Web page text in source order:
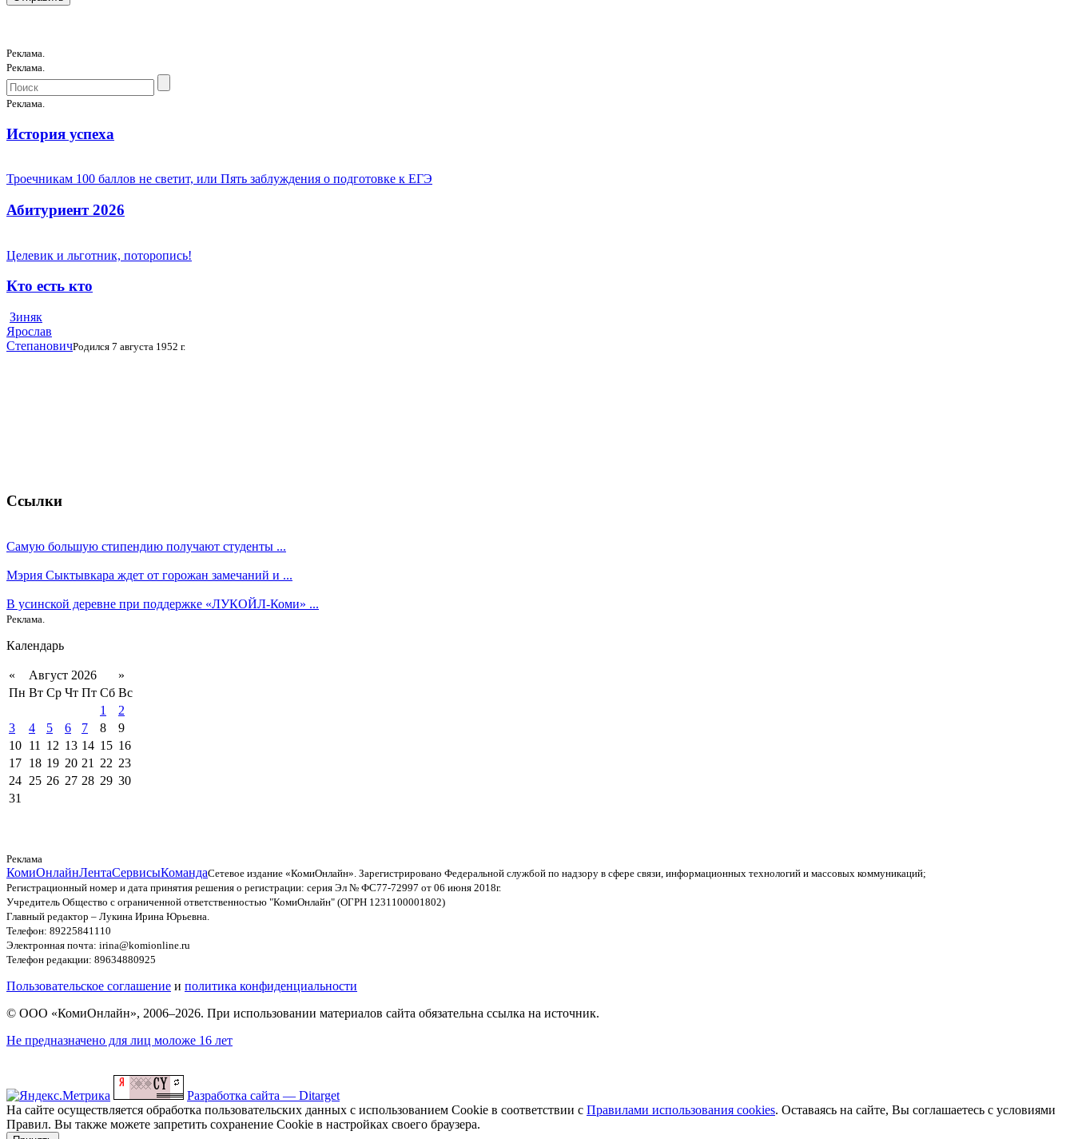
Реклама.
Реклама.
Реклама.
История успеха
Троечникам 100 баллов не светит, или Пять заблуждения о подготовке к ЕГЭ
Абитуриент 2026
Целевик и льготник, поторопись!
Кто есть кто
Зиняк
Ярослав
СтепановичРодился 7 августа 1952 г.
Ссылки
Самую большую стипендию получают студенты ...
Мэрия Сыктывкара ждет от горожан замечаний и ...
В усинской деревне при поддержке «ЛУКОЙЛ-Коми» ...
Реклама.
Календарь
« Август 2026
»
Пн Вт Ср Чт Пт Сб Вс
1
2
3
4 5 6 7 8
9
10 11 12 13 14 15 16
17 18 19 20 21 22 23
24 25 26 27 28 29 30
31
Реклама
КомиОнлайнЛентаСервисыКомандаСетевое издание «КомиОнлайн». Зарегистрировано Федеральной службой по надзору в сфере связи, информационных технологий и массовых коммуникаций;
Регистрационный номер и дата принятия решения о регистрации: серия Эл № ФС77-72997 от 06 июня 2018г.
Учредитель Общество с ограниченной ответственностью "КомиОнлайн" (ОГРН 1231100001802)
Главный редактор – Лукина Ирина Юрьевна.
Телефон: 89225841110
Электронная почта: irina@komionline.ru
Телефон редакции: 89634880925
Пользовательское соглашение и политика конфиденциальности
© ООО «КомиОнлайн», 2006–2026. При использовании материалов сайта обязательна ссылка на источник.
Не предназначено для лиц моложе 16 лет
Разработка сайта — Ditarget
На сайте осуществляется обработка пользовательских данных с использованием Cookie в соответствии с Правилами использования cookies. Оставаясь на сайте, Вы соглашаетесь с условиями
Правил. Вы также можете запретить сохранение Cookie в настройках своего браузера.